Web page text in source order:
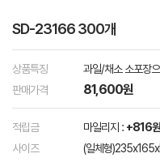
SD-23166 300개
상품특징
과일/채소 소포장
판매가격
81,600원
적립금 마일리지 : +816원
사이즈
(일체형